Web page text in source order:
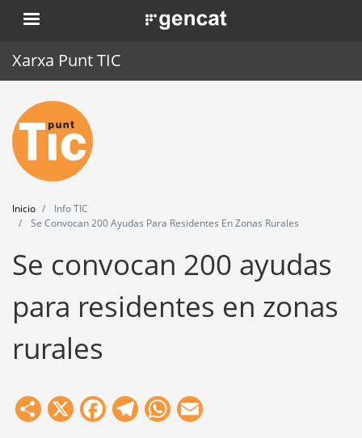
Pasar
al
. Obre en una nova finestra.
Xarxa Punt TIC
Inicio
Punt TIC
Actualidad
Agenda
Formación
Inicio
Info TIC
Se Convocan 200 Ayudas Para Residentes En Zonas Rurales
Se convocan 200 ayudas
para residentes en zonas
rurales
Share
X Facebook
Telegram
WhatsApp